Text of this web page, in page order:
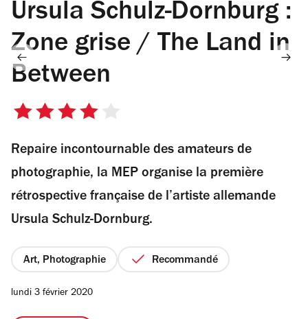
Ursula Schulz-Dornburg :
Zone grise / The Land in
Between
4
5
étoiles
Repaire incontournable des amateurs de
photographie, la MEP organise la première
rétrospective française de l’artiste allemande
Ursula Schulz-Dornburg.
Art, Photographie Recommandé
lundi 3 février 2020